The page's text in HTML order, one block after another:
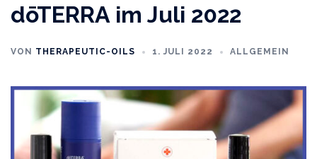
dōTERRA im Juli 2022
VON THERAPEUTIC-OILS 1. JULI 2022 ALLGEMEIN